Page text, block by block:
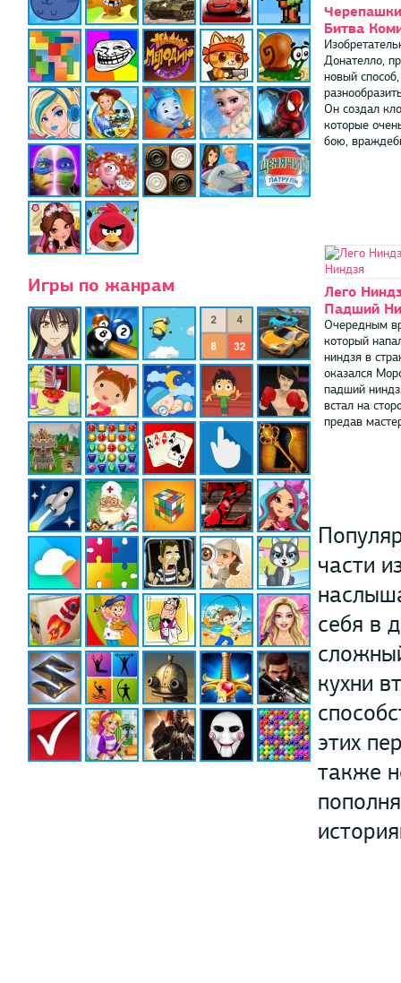
Игры по жанрам
Битва
Донателло,
новый
Он создал
которые
бою,
Лего
Падший
Очередным
который
ниндзя в
оказался
падший
встал на
предав
части
себя в
кухни
этих
также